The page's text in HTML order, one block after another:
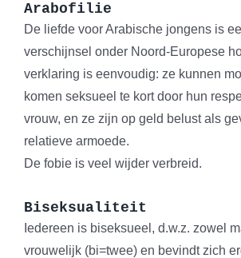
Arabofilie
De liefde voor Arabische jongens is
verschijnsel onder Noord-Europese
verklaring is eenvoudig: ze kunnen
komen seksueel te kort door hun
vrouw, en ze zijn op geld belust als
relatieve armoede.
De fobie is veel wijder verbreid.
Biseksualiteit
Iedereen is biseksueel, d.w.z. zowel
vrouwelijk (bi=twee) en bevindt zich